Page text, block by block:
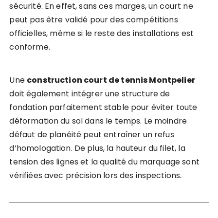
sécurité. En effet, sans ces marges, un court ne
peut pas être validé pour des compétitions
officielles, même si le reste des installations est
conforme.
Une construction court de tennis Montpelier
doit également intégrer une structure de
fondation parfaitement stable pour éviter toute
déformation du sol dans le temps. Le moindre
défaut de planéité peut entraîner un refus
d’homologation. De plus, la hauteur du filet, la
tension des lignes et la qualité du marquage sont
vérifiées avec précision lors des inspections.